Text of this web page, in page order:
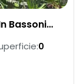
Bassonia
0